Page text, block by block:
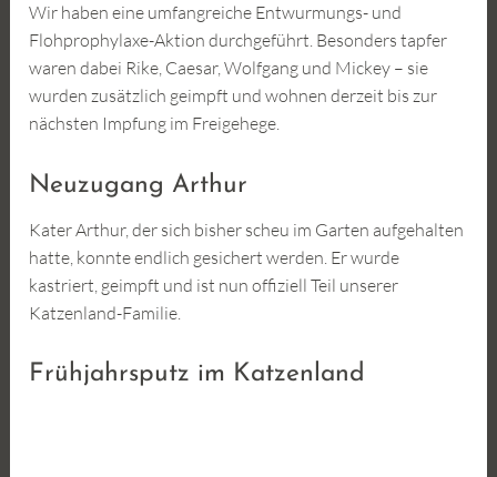
Wir haben eine umfangreiche Entwurmungs- und
Flohprophylaxe-Aktion durchgeführt. Besonders tapfer
waren dabei Rike, Caesar, Wolfgang und Mickey – sie
wurden zusätzlich geimpft und wohnen derzeit bis zur
nächsten Impfung im Freigehege.
Neuzugang Arthur
Kater Arthur, der sich bisher scheu im Garten aufgehalten
hatte, konnte endlich gesichert werden. Er wurde
kastriert, geimpft und ist nun offiziell Teil unserer
Katzenland-Familie.
Frühjahrsputz im Katzenland